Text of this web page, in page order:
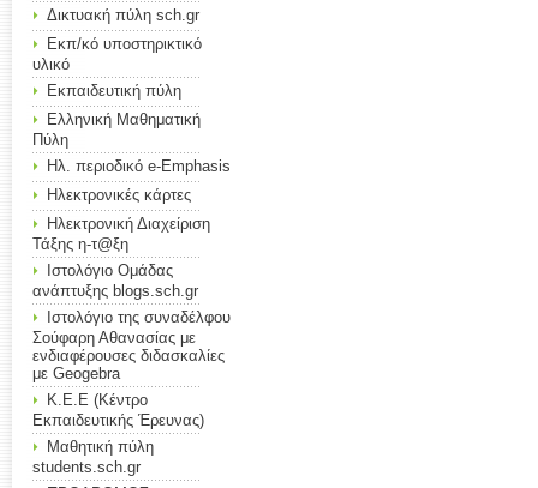
Δικτυακή πύλη sch.gr
Εκπ/κό υποστηρικτικό
υλικό
Εκπαιδευτική πύλη
Ελληνική Μαθηματική
Πύλη
Ηλ. περιοδικό e-Emphasis
Ηλεκτρονικές κάρτες
Ηλεκτρονική Διαχείριση
Τάξης η-τ@ξη
Ιστολόγιο Ομάδας
ανάπτυξης blogs.sch.gr
Ιστολόγιο της συναδέλφου
Σούφαρη Αθανασίας με
ενδιαφέρουσες διδασκαλίες
με Geogebra
Κ.Ε.Ε (Κέντρο
Εκπαιδευτικής Έρευνας)
Μαθητική πύλη
students.sch.gr